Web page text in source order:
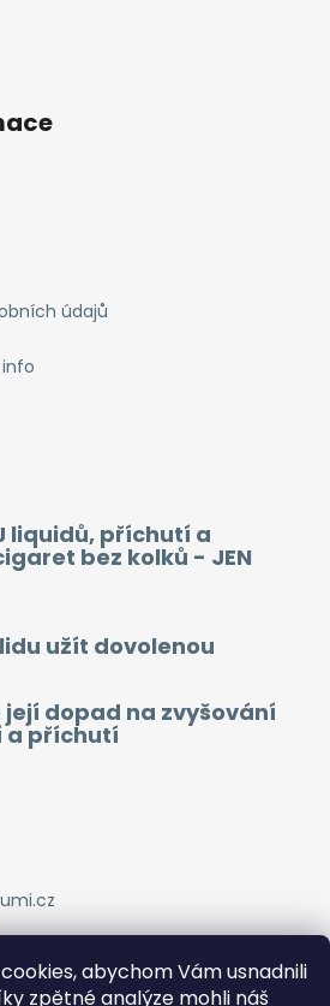
abychom Vám usnadnili
zpětné analýze mohli náš
údajů
liquidů, příchutí a
bez kolků - JEN
užít dovolenou
dopad na zvyšování
a příchutí